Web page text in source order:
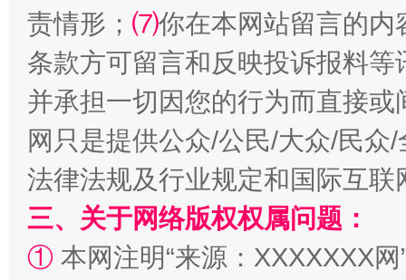
解纷+调解+退费，一次搞定
责情形； ⑺你在本网站留言的内
条款方可留言和反映投诉报料
并承担一切因您的行为而直接
网只是提供公众/公民/大众/民
法律法规及行业规定和国际互
三、关于网络版权权属问题：
① 本网注明“来源：XXXXXXX